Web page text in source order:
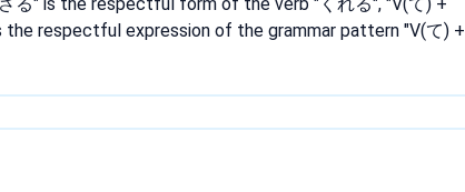
the respectful expression of the grammar pattern "V(て) +